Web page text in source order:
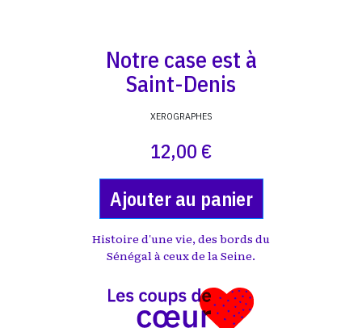
Notre case est à
Saint-Denis
XEROGRAPHES
12,00 €
Ajouter au panier
Histoire d'une vie, des bords du
Sénégal à ceux de la Seine.